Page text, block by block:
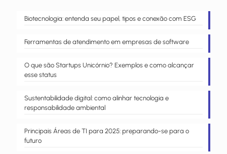
Biotecnologia: entenda seu papel, tipos e conexão com ESG
Ferramentas de atendimento em empresas de software
O que são Startups Unicórnio? Exemplos e como alcançar
esse status
Sustentabilidade digital: como alinhar tecnologia e
responsabilidade ambiental
Principais Áreas de TI para 2025: preparando-se para o
futuro